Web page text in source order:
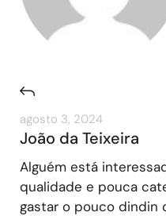
agosto 3, 2024
João da Teixeira
Alguém está
qualidade e pouca
gastar o pouco dindin